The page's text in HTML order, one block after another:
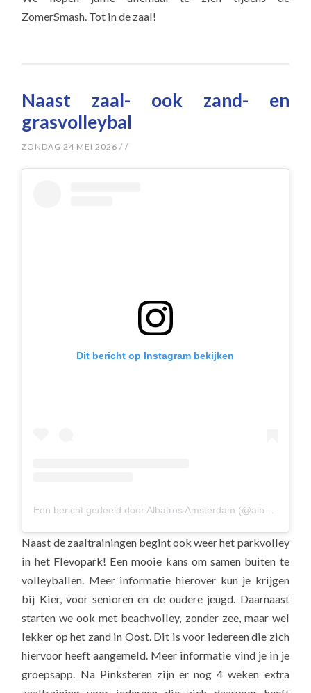
ZomerSmash. Tot in de zaal!
Naast zaal- ook zand- en
grasvolleybal
ZONDAG 24 MEI 2026 //
Dit bericht op Instagram bekijken
Een bericht gedeeld door Albatros Amsterdam (@albavolley)
Naast de zaaltrainingen begint ook weer het parkvolley
in het Flevopark! Een mooie kans om samen buiten te
volleyballen. Meer informatie hierover kun je krijgen
bij Kier, voor senioren en de oudere jeugd. Daarnaast
starten we ook met beachvolley, zonder zee, maar wel
lekker op het zand in Oost. Dit is voor iedereen die zich
hiervoor heeft aangemeld. Meer informatie vind je in je
groepsapp. Na Pinksteren zijn er nog 4 weken extra